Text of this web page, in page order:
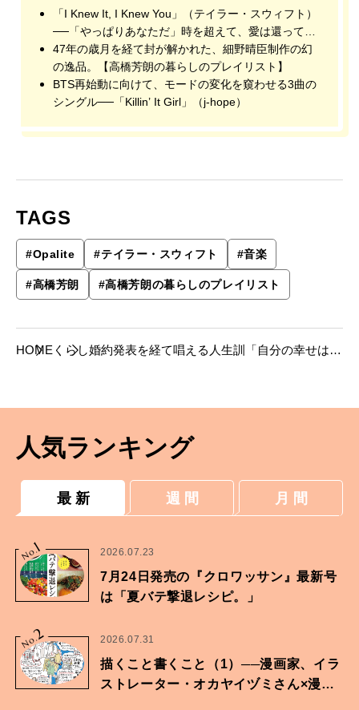
「I Knew It, I Knew You」（テイラー・スウィフト）
──「やっぱりあなただ」時を超えて、愛は還ってく
る
47年の歳月を経て封が解かれた、細野晴臣制作の幻
の逸品。【高橋芳朗の暮らしのプレイリスト】
BTS再始動に向けて、モードの変化を窺わせる3曲の
シングル──「Killin’ It Girl」（j-hope）
TAGS
#Opalite #テイラー・スウィフト #音楽
#高橋芳朗 #高橋芳朗の暮らしのプレイリスト
HOME くらし婚約発表を経て唱える人生訓「自分の幸せは自
人気ランキング
最 新 週 間 月 間
No.
1 2026.07.23
7月24日発売の『クロワッサン』最新号
は「夏バテ撃退レシピ。」
No.2 2026.07.31
描くこと書くこと（1）──漫画家、イラ
ストレーター・オカヤイヅミさん×漫画